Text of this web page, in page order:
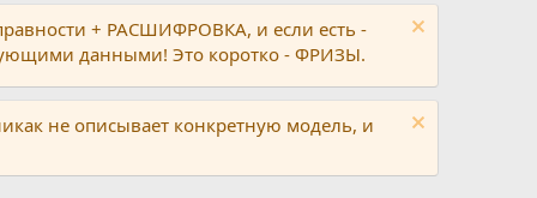
+ РАСШИФРОВКА, и если есть -
данными! Это коротко - ФРИЗЫ.
не описывает конкретную модель, и